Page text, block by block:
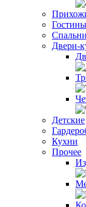
Спальни
Двери-
Детские
Кухни
Прочее